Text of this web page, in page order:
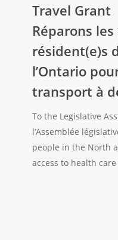
Northern
Health
Travel
Réparons
Travel Grant
Réparons
résident(e)s
l’Ontario
transport à
To the Legislative
l’Assemblée
people in the North
access to health